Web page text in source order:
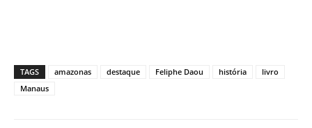
TAGS amazonas destaque Feliphe Daou história
livro
Manaus